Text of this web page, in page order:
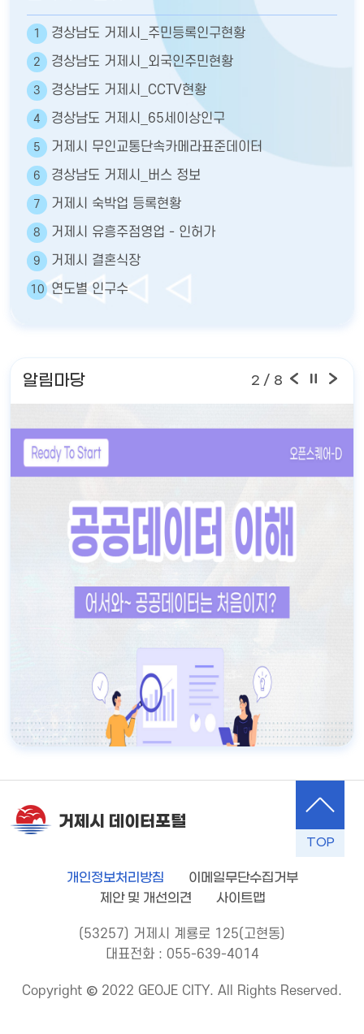
1 경상남도 거제시_주민등록인구현황
2 경상남도 거제시_외국인주민현황
3 경상남도 거제시_CCTV현황
4 경상남도 거제시_65세이상인구
5 거제시 무인교통단속카메라표준데이터
6 경상남도 거제시_버스 정보
7 거제시 숙박업 등록현황
8 거제시 유흥주점영업 - 인허가
9 거제시 결혼식장
10 연도별 인구수
알림마당 2 / 8
거제시 데이터포털
개인정보처리방침
이메일무단수집거부
제안 및 개선의견
사이트맵
(53257) 거제시 계룡로 125(고현동)
대표전화 : 055-639-4014
Copyright © 2022 GEOJE CITY. All Rights Reserved.
TOP